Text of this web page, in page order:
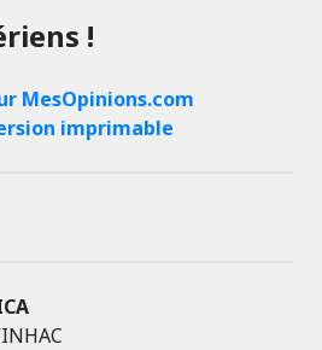
!
MesOpinions.com
imprimable